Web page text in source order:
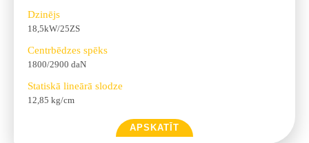
Dzinējs
18,5kW/25ZS
Centrbēdzes spēks
1800/2900 daN
Statiskā lineārā slodze
12,85 kg/cm
APSKATĪT